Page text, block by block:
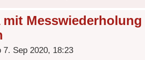
mit
7. Sep 2020, 18:23